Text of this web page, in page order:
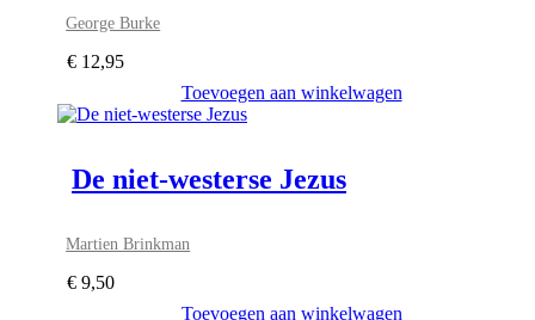
George Burke
€ 12,95
Toevoegen aan winkelwagen
De niet-westerse Jezus
Martien Brinkman
€ 9,50
Toevoegen aan winkelwagen